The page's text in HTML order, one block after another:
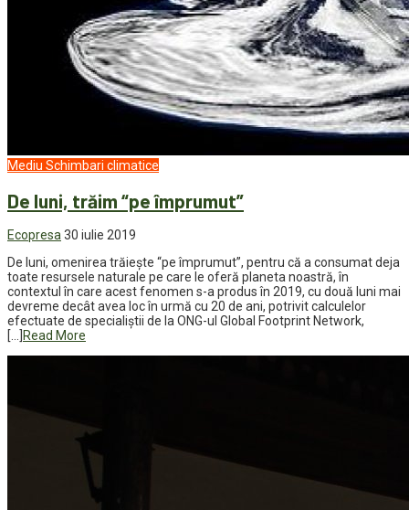
Mediu Schimbari climatice
De luni, trăim “pe împrumut”
Ecopresa 30 iulie 2019
De luni, omenirea trăieşte “pe împrumut”, pentru că a consumat deja
toate resursele naturale pe care le oferă planeta noastră, în
contextul în care acest fenomen s-a produs în 2019, cu două luni mai
devreme decât avea loc în urmă cu 20 de ani, potrivit calculelor
efectuate de specialiştii de la ONG-ul Global Footprint Network,
[…]
Read More